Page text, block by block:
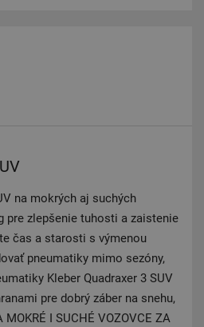
na mokrých aj suchých
zlepšenie tuhosti a zaistenie
čas a starosti s výmenou
pneumatiky mimo sezóny,
Kleber Quadraxer 3 SUV
pre dobrý záber na snehu,
I SUCHÉ VOZOVCE ZA